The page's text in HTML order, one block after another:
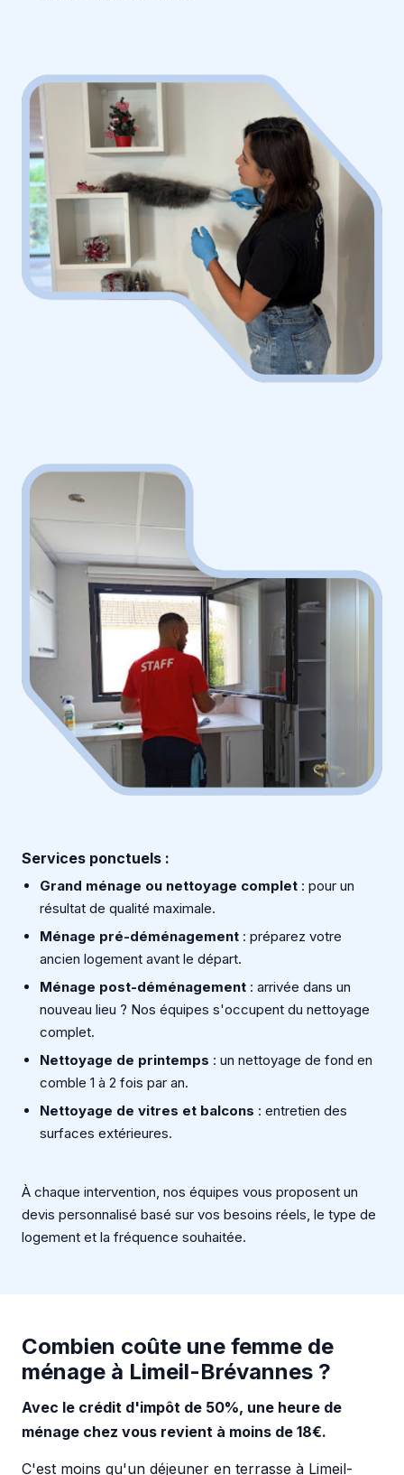
Services ponctuels :
Grand ménage ou nettoyage complet : pour un
résultat de qualité maximale.
Ménage pré-déménagement : préparez votre
ancien logement avant le départ.
Ménage post-déménagement : arrivée dans un
nouveau lieu ? Nos équipes s'occupent du nettoyage
complet.
Nettoyage de printemps : un nettoyage de fond en
comble 1 à 2 fois par an.
Nettoyage de vitres et balcons : entretien des
surfaces extérieures.
À chaque intervention, nos équipes vous proposent un
devis personnalisé basé sur vos besoins réels, le type de
logement et la fréquence souhaitée.
Combien coûte une femme de
ménage à Limeil-Brévannes ?
Avec le crédit d'impôt de 50%, une heure de
ménage chez vous revient à moins de 18€.
C'est moins qu'un déjeuner en terrasse à Limeil-